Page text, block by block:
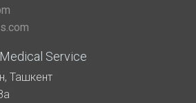
Service
Ташкент